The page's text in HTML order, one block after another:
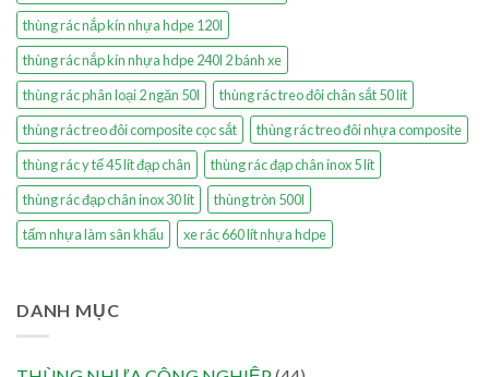
thùng rác nắp kín nhựa hdpe 120l
thùng rác nắp kín nhựa hdpe 240l 2 bánh xe
thùng rác phân loại 2 ngăn 50l
thùng rác treo đôi chân sắt 50 lít
thùng rác treo đôi composite cọc sắt
thùng rác treo đôi nhựa composite
thùng rác y tế 45 lít đạp chân
thùng rác đạp chân inox 5 lít
thùng rác đạp chân inox 30 lít
thùng tròn 500l
tấm nhựa làm sân khấu
xe rác 660 lít nhựa hdpe
DANH MỤC